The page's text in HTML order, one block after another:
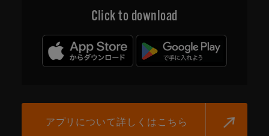
SIXPAD CLUBアプリで、
メーカー保証期間を
1年延長！
Click to download
アプリについて詳しくはこちら